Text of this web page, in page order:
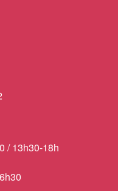
/ 13h30-18h